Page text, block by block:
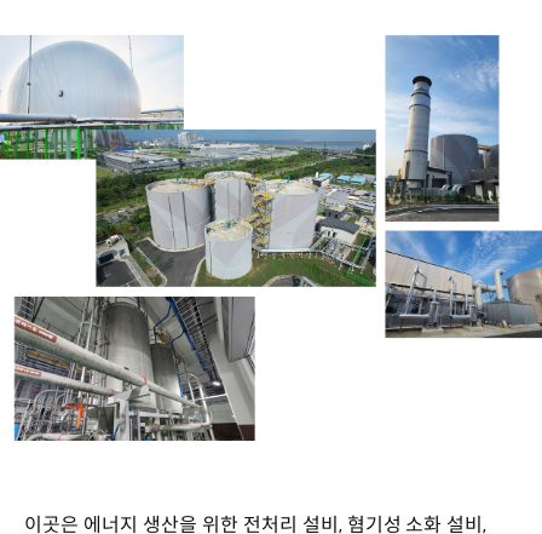
이곳은 에너지 생산을 위한 전처리 설비, 혐기성 소화 설비,